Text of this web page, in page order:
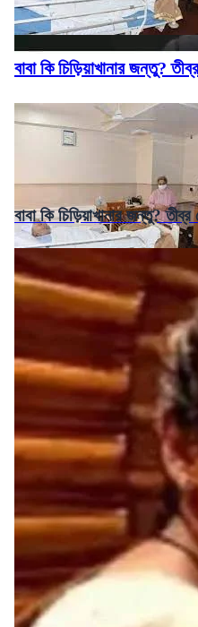
বাবা কি চিড়িয়াখানার জন্তু?
বাবা কি চিড়িয়াখানার জন্তু?